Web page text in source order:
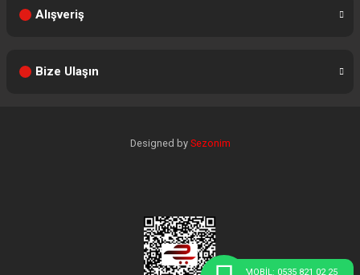
Alışveriş
Bize Ulaşın
Designed by Sezonim
MOBİL: 0535 821 02 25